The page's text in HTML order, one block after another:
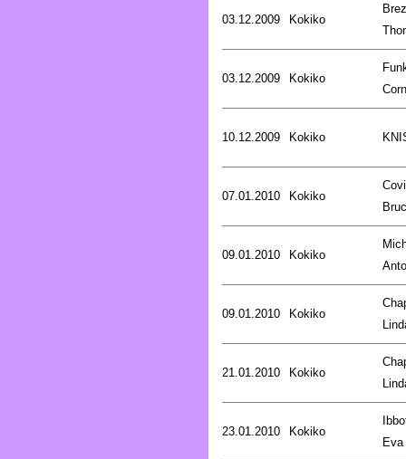
03.12.2009 Kokiko
03.12.2009 Kokiko
10.12.2009 Kokiko
07.01.2010 Kokiko
09.01.2010 Kokiko
09.01.2010 Kokiko
21.01.2010 Kokiko
23.01.2010 Kokiko
Eva